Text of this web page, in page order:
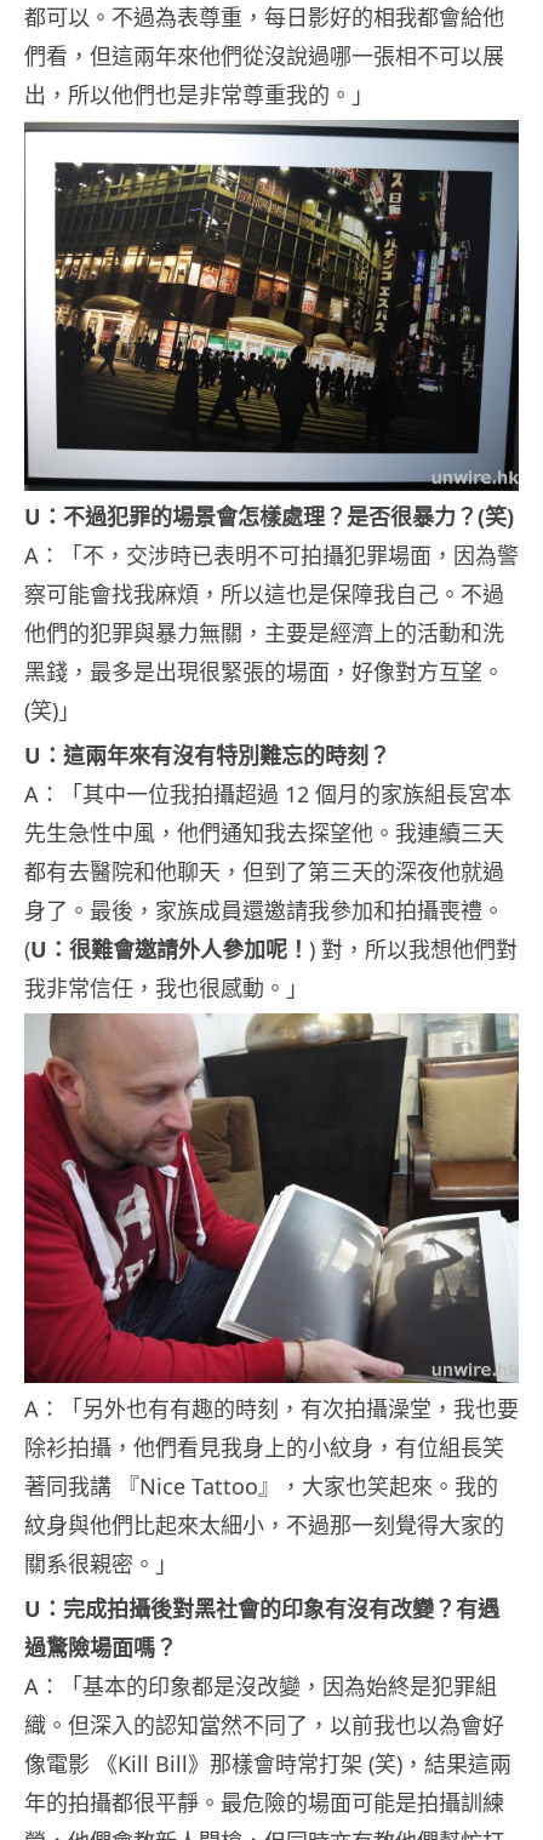
都可以。不過為表尊重，每日影好的相我都會給他
們看，但這兩年來他們從沒說過哪一張相不可以展
出，所以他們也是非常尊重我的。」
U：不過犯罪的場景會怎樣處理？是否很暴力？(笑)
A：「不，交涉時已表明不可拍攝犯罪場面，因為警
察可能會找我麻煩，所以這也是保障我自己。不過
他們的犯罪與暴力無關，主要是經濟上的活動和洗
黑錢，最多是出現很緊張的場面，好像對方互望。
(笑)」
U：這兩年來有沒有特別難忘的時刻？
A：「其中一位我拍攝超過 12 個月的家族組長宮本
先生急性中風，他們通知我去探望他。我連續三天
都有去醫院和他聊天，但到了第三天的深夜他就過
身了。最後，家族成員還邀請我參加和拍攝喪禮。
(U：很難會邀請外人參加呢！ ) 對，所以我想他們對
我非常信任，我也很感動。」
A：「另外也有有趣的時刻，有次拍攝澡堂，我也要
除衫拍攝，他們看見我身上的小紋身，有位組長笑
著同我講 『Nice Tattoo』，大家也笑起來。我的
紋身與他們比起來太細小，不過那一刻覺得大家的
關系很親密。」
U：完成拍攝後對黑社會的印象有沒有改變？有遇
過驚險場面嗎？
A：「基本的印象都是沒改變，因為始終是犯罪組
織。但深入的認知當然不同了，以前我也以為會好
像電影 《Kill Bill》那樣會時常打架 (笑)，結果這兩
年的拍攝都很平靜。最危險的場面可能是拍攝訓練